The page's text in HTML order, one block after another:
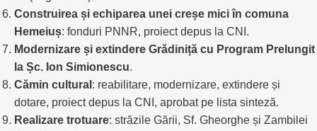
Construirea și echiparea unei creșe mici în comuna
Hemeiuș: fonduri PNNR, proiect depus la CNI.
Modernizare și extindere Grădiniță cu Program Prelungit
la Șc. Ion Simionescu.
Cămin cultural : reabilitare, modernizare, extindere și
dotare, proiect depus la CNI, aprobat pe lista sinteză.
Realizare trotuare: străzile Gării, Sf. Gheorghe și Zambilei